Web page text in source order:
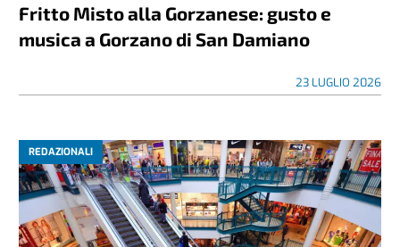
Fritto Misto alla Gorzanese: gusto e
musica a Gorzano di San Damiano
23 LUGLIO 2026
REDAZIONALI